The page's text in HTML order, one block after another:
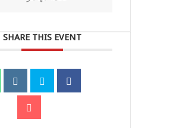
SHARE THIS EVENT